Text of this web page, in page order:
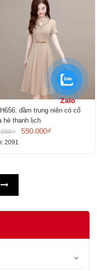
đầm trung niên có cổ
hè thanh lịch
590.000₫
2091
Zalo